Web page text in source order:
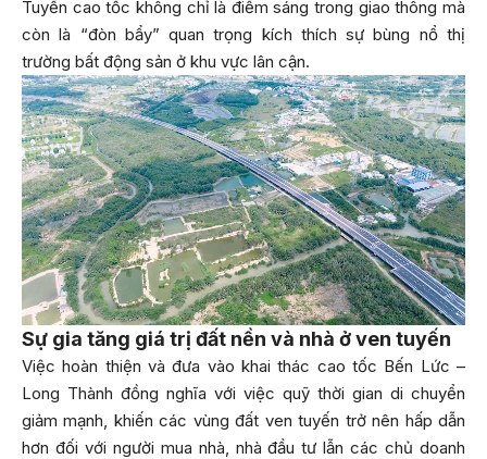
Tuyến cao tốc không chỉ là điểm sáng trong giao thông mà
còn là “đòn bẩy” quan trọng kích thích sự bùng nổ thị
trường bất động sản ở khu vực lân cận.
Sự gia tăng giá trị đất nền và nhà ở ven tuyến
Việc hoàn thiện và đưa vào khai thác cao tốc Bến Lức –
Long Thành đồng nghĩa với việc quỹ thời gian di chuyển
giảm mạnh, khiến các vùng đất ven tuyến trở nên hấp dẫn
hơn đối với người mua nhà, nhà đầu tư lẫn các chủ doanh